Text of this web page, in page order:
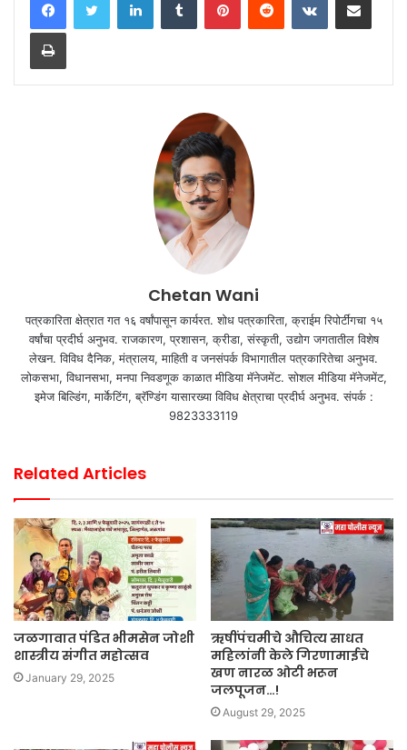
Print
Chetan Wani
पत्रकारिता क्षेत्रात गत १६ वर्षांपासून कार्यरत. शोध पत्रकारिता, क्राईम रिपोर्टींगचा १५
वर्षांचा प्रदीर्घ अनुभव. राजकारण, प्रशासन, क्रीडा, संस्कृती, उद्योग जगतातील विशेष
लेखन. विविध दैनिक, मंत्रालय, माहिती व जनसंपर्क विभागातील पत्रकारितेचा अनुभव.
लोकसभा, विधानसभा, मनपा निवडणूक काळात मीडिया मॅनेजमेंट. सोशल मीडिया मॅनेजमेंट,
इमेज बिल्डिंग, मार्केटिंग, ब्रॅण्डिंग यासारख्या विविध क्षेत्राचा प्रदीर्घ अनुभव. संपर्क :
9823333119
Related Articles
जळगावात पंडित भीमसेन जोशी
शास्त्रीय संगीत महोत्सव
January 29, 2025
ऋषींपंचमीचे औचित्य साधत
महिलांनी केले गिरणामाईचे
खण नारळ ओटी भरून
जलपूजन…!
August 29, 2025